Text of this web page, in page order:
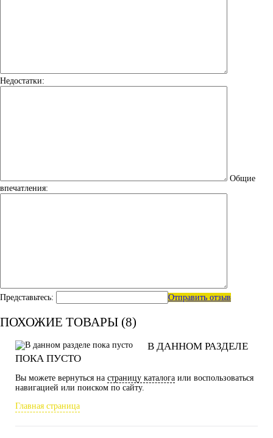
Недостатки:
Общие
впечатления:
Представьтесь: Отправить отзыв
ПОХОЖИЕ ТОВАРЫ (8)
В ДАННОМ РАЗДЕЛЕ
ПОКА ПУСТО
Вы можете вернуться на страницу каталога или воспользоваться
навигацией или поиском по сайту.
Главная страница